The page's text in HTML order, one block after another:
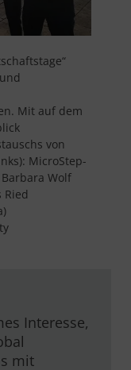
Mit auf dem
von
MicroStep-
Wolf
Ried
Interesse,
mit